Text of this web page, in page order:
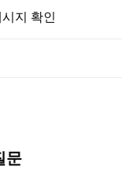
지 확인
문